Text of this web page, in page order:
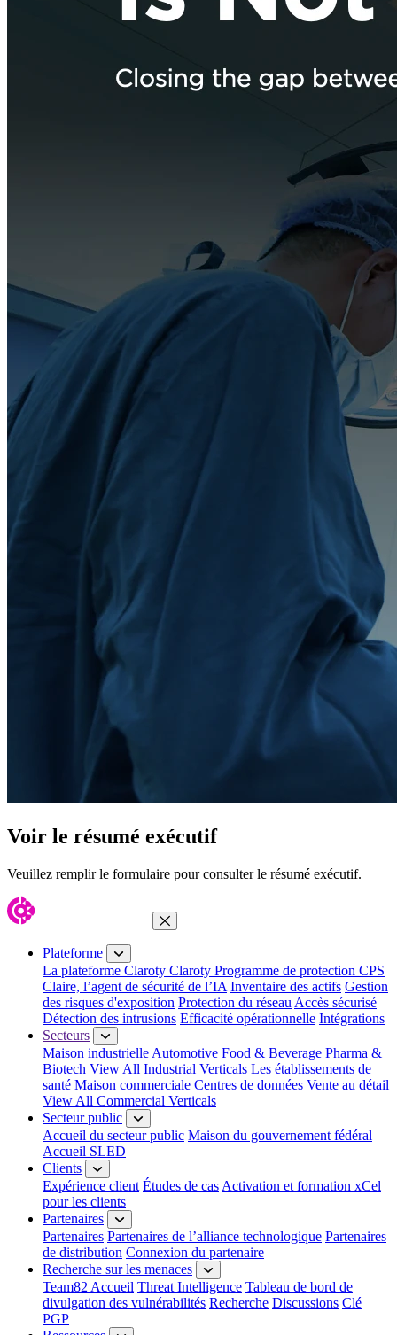
Voir le résumé exécutif
Veuillez remplir le formulaire pour consulter le résumé exécutif.
Fermer le menu
Plateforme
La plateforme Claroty Claroty Programme de protection CPS
Claire, l’agent de sécurité de l’IA Inventaire des actifs Gestion
des risques d'exposition Protection du réseau Accès sécurisé
Détection des intrusions Efficacité opérationnelle Intégrations
Secteurs
Maison industrielle Automotive Food & Beverage Pharma &
Biotech View All Industrial Verticals Les établissements de
santé Maison commerciale Centres de données Vente au détail
View All Commercial Verticals
Secteur public
Accueil du secteur public Maison du gouvernement fédéral
Accueil SLED
Clients
Expérience client Études de cas Activation et formation xCel
pour les clients
Partenaires
Partenaires Partenaires de l’alliance technologique Partenaires
de distribution Connexion du partenaire
Recherche sur les menaces
Team82 Accueil Threat Intelligence Tableau de bord de
divulgation des vulnérabilités Recherche Discussions Clé
PGP